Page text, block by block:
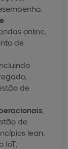
online,
de
incluindo
de
de
lean.
IoT,